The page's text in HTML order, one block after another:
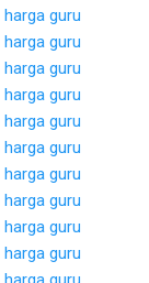
harga guru
harga guru
harga guru
harga guru
harga guru
harga guru
harga guru
harga guru
harga guru
harga guru